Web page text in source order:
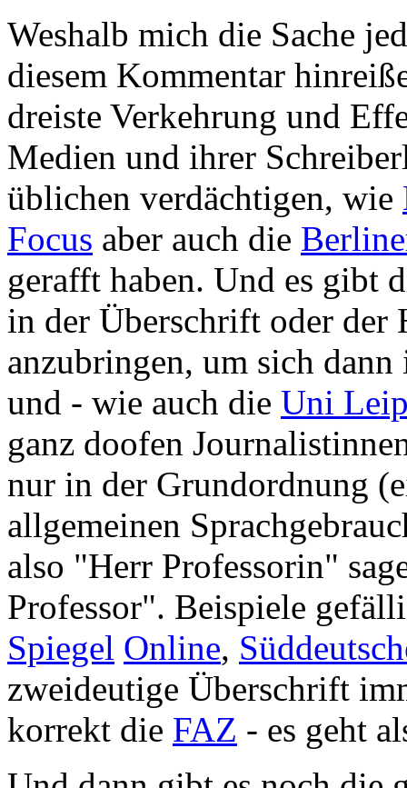
Weshalb mich die Sache
diesem Kommentar
dreiste Verkehrung und
Medien und ihrer
üblichen verdächtigen, wie
Focus aber auch die
gerafft haben. Und es gibt
in der Überschrift oder der
anzubringen, um sich
und - wie auch die Uni
ganz doofen
nur in der Grundordnung
allgemeinen
also "Herr Professorin"
Professor". Beispiele
Spiegel Online,
zweideutige Überschrift
korrekt die FAZ - es geht